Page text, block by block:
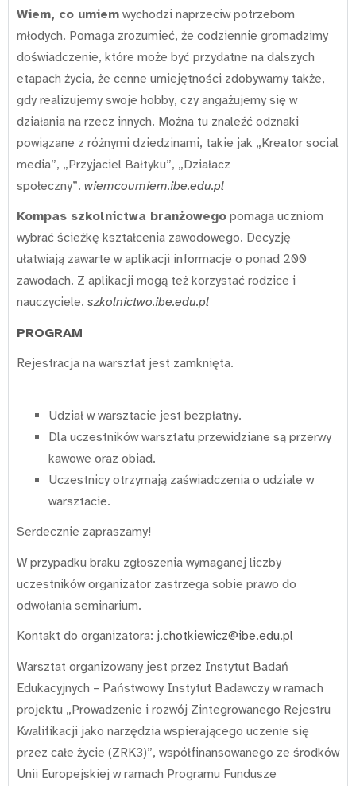
Wiem, co umiem wychodzi naprzeciw potrzebom
młodych. Pomaga zrozumieć, że codziennie gromadzimy
doświadczenie, które może być przydatne na dalszych
etapach życia, że cenne umiejętności zdobywamy także,
gdy realizujemy swoje hobby, czy angażujemy się w
działania na rzecz innych. Można tu znaleźć odznaki
powiązane z różnymi dziedzinami, takie jak „Kreator social
media”, „Przyjaciel Bałtyku”, „Działacz
społeczny”. wiemcoumiem.ibe.edu.pl
Kompas szkolnictwa branżowego pomaga uczniom
wybrać ścieżkę kształcenia zawodowego. Decyzję
ułatwiają zawarte w aplikacji informacje o ponad 200
zawodach. Z aplikacji mogą też korzystać rodzice i
nauczyciele. szkolnictwo.ibe.edu.pl
PROGRAM
Rejestracja na warsztat jest zamknięta.
Udział w warsztacie jest bezpłatny.
Dla uczestników warsztatu przewidziane są przerwy
kawowe oraz obiad.
Uczestnicy otrzymają zaświadczenia o udziale w
warsztacie.
Serdecznie zapraszamy!
W przypadku braku zgłoszenia wymaganej liczby
uczestników organizator zastrzega sobie prawo do
odwołania seminarium.
Kontakt do organizatora: j.chotkiewicz@ibe.edu.pl
Warsztat organizowany jest przez Instytut Badań
Edukacyjnych – Państwowy Instytut Badawczy w ramach
projektu „Prowadzenie i rozwój Zintegrowanego Rejestru
Kwalifikacji jako narzędzia wspierającego uczenie się
przez całe życie (ZRK3)”, współfinansowanego ze środków
Unii Europejskiej w ramach Programu Fundusze